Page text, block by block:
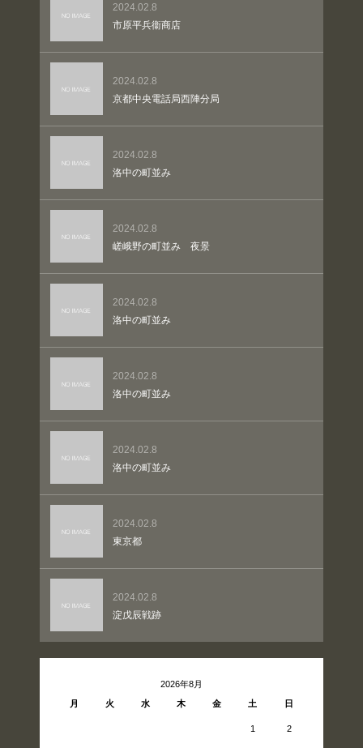
2024.02.8
市原平兵衞商店
2024.02.8
京都中央電話局西陣分局
2024.02.8
洛中の町並み
2024.02.8
嵯峨野の町並み 夜景
2024.02.8
洛中の町並み
2024.02.8
洛中の町並み
2024.02.8
洛中の町並み
2024.02.8
東京都
2024.02.8
淀戊辰戦跡
2026年8月
月
火 水 木 金 土 日
1 2